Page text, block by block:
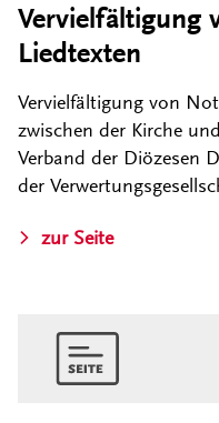
Vervielfältigung
Liedtexten
Vervielfältigung von
zwischen der Kirche
Verband der Diözesen
der
zur Seite